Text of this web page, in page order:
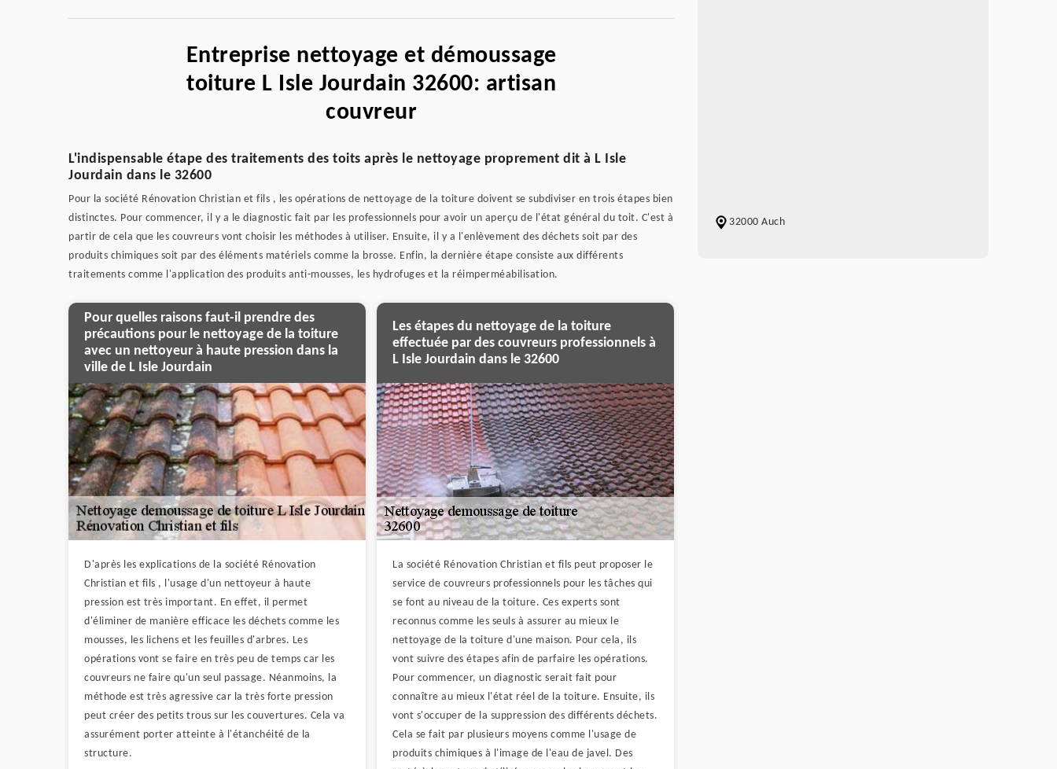
Entreprise nettoyage et démoussage
toiture L Isle Jourdain 32600: artisan
couvreur
L'indispensable étape des traitements des toits après le nettoyage proprement dit à L Isle
Jourdain dans le 32600
Pour la société Rénovation Christian et fils , les opérations de nettoyage de la toiture doivent se subdiviser en trois étapes bien
distinctes. Pour commencer, il y a le diagnostic fait par les professionnels pour avoir un aperçu de l'état général du toit. C'est à
partir de cela que les couvreurs vont choisir les méthodes à utiliser. Ensuite, il y a l'enlèvement des déchets soit par des
produits chimiques soit par des éléments matériels comme la brosse. Enfin, la dernière étape consiste aux différents
traitements comme l'application des produits anti-mousses, les hydrofuges et la réimperméabilisation.
Pour quelles raisons faut-il prendre des
précautions pour le nettoyage de la toiture
avec un nettoyeur à haute pression dans la
ville de L Isle Jourdain
D'après les explications de la société Rénovation
Christian et fils , l'usage d'un nettoyeur à haute
pression est très important. En effet, il permet
d'éliminer de manière efficace les déchets comme les
mousses, les lichens et les feuilles d'arbres. Les
opérations vont se faire en très peu de temps car les
couvreurs ne faire qu'un seul passage. Néanmoins, la
méthode est très agressive car la très forte pression
peut créer des petits trous sur les couvertures. Cela va
assurément porter atteinte à l'étanchéité de la
structure.
Les étapes du nettoyage de la toiture
effectuée par des couvreurs professionnels à
L Isle Jourdain dans le 32600
La société Rénovation Christian et fils peut proposer le
service de couvreurs professionnels pour les tâches qui
se font au niveau de la toiture. Ces experts sont
reconnus comme les seuls à assurer au mieux le
nettoyage de la toiture d'une maison. Pour cela, ils
vont suivre des étapes afin de parfaire les opérations.
Pour commencer, un diagnostic serait fait pour
connaître au mieux l'état réel de la toiture. Ensuite, ils
vont s'occuper de la suppression des différents déchets.
Cela se fait par plusieurs moyens comme l'usage de
produits chimiques à l'image de l'eau de javel. Des
32000 Auch